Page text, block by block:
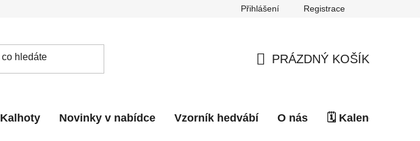
Přihlášení Registrace
PRÁZDNÝ KOŠÍK
Kalhoty Novinky v nabídce Vzorník hedvábí O nás 🗓️ Kalendář akcí